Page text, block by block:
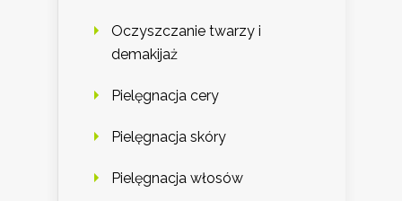
Oczyszczanie twarzy i
demakijaż
Pielęgnacja cery
Pielęgnacja skóry
Pielęgnacja włosów